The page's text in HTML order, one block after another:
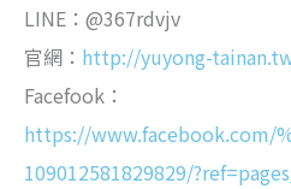
LINE：@367rdvjv
官網： http://yuyong-
Facefook：
https://www.facebook.com/
109012581829829/